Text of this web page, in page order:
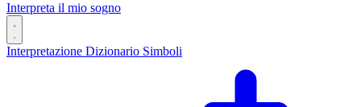
Interpreta il mio sogno
Interpretazione Dizionario Simboli